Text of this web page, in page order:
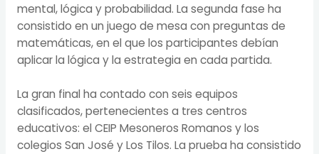
mental, lógica y probabilidad. La segunda fase ha
consistido en un juego de mesa con preguntas de
matemáticas, en el que los participantes debían
aplicar la lógica y la estrategia en cada partida.
La gran final ha contado con seis equipos
clasificados, pertenecientes a tres centros
educativos: el CEIP Mesoneros Romanos y los
colegios San José y Los Tilos. La prueba ha consistido